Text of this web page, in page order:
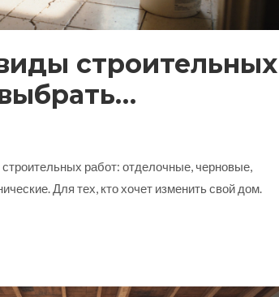
строительных
вид для ремонта
работ: отделочные, черновые,
Для тех, кто хочет изменить свой дом.